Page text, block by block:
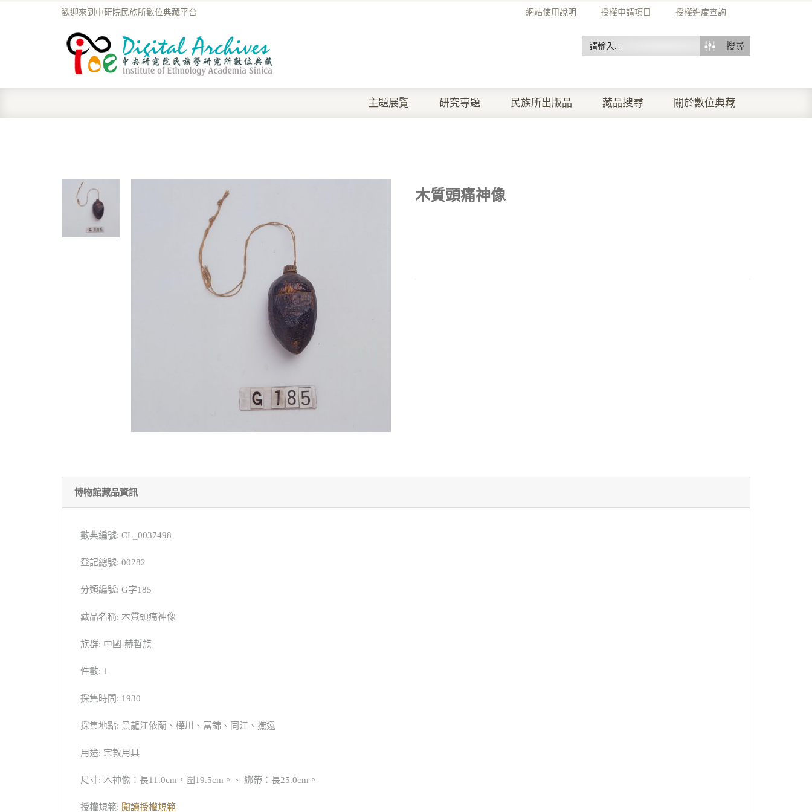
網站使用說明 授權申請項目 授權進度查詢
歡迎來到中研院民族所數位典藏平台
搜尋
主題展覽 研究專題 民族所出版品 藏品搜尋 關於數位典藏
木質頭痛神像
博物館藏品資訊
數典編號: CL_0037498
登記總號: 00282
分類編號: G字185
藏品名稱: 木質頭痛神像
族群: 中國-赫哲族
件數: 1
採集時間: 1930
採集地點: 黑龍江依蘭、樺川、富錦、同江、撫遠
用途: 宗教用具
尺寸: 木神像：長11.0cm，圍19.5cm。、 綁帶：長25.0cm。
授權規範: 閱讀授權規範